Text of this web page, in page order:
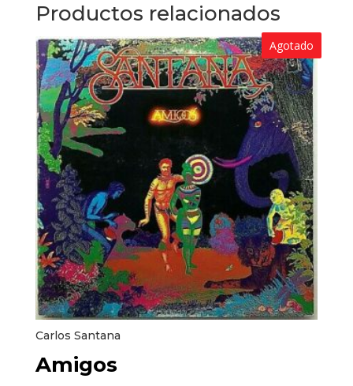
Productos relacionados
Agotado
Carlos Santana
Amigos